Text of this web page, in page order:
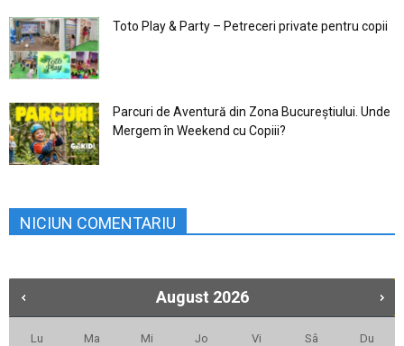
Toto Play & Party – Petreceri private pentru copii
Parcuri de Aventură din Zona Bucureştiului. Unde
Mergem în Weekend cu Copiii?
NICIUN COMENTARIU
August 2026
Lu Ma Mi Jo Vi Sâ Du